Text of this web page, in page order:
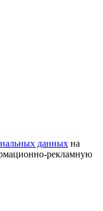
данных на
рекламную